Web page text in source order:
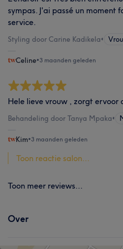
sympas. J'ai passé un moment
service.
Styling door Carine Kadikela•
Celine•3 maanden geleden
Hele lieve vrouw , zorgt ervoor
Behandeling door Tanya Mpaka•
Kim•3 maanden geleden
Toon reactie salon...
Toon meer reviews...
Over